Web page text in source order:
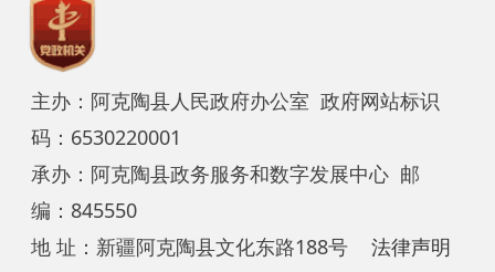
承办：阿克陶县政务服务和数字发展中心 邮
编：845550
地 址：新疆阿克陶县文化东路188号
中国互联网举报中心
新公网安备65302202000102号
12003422号 关于我们